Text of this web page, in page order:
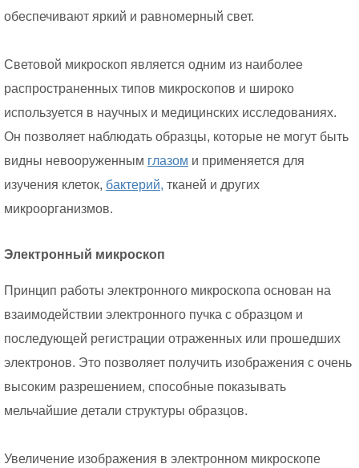
обеспечивают яркий и равномерный свет.
Световой микроскоп является одним из наиболее
распространенных типов микроскопов и широко
используется в научных и медицинских исследованиях.
Он позволяет наблюдать образцы, которые не могут быть
видны невооруженным глазом и применяется для
изучения клеток, бактерий, тканей и других
микроорганизмов.
Электронный микроскоп
Принцип работы электронного микроскопа основан на
взаимодействии электронного пучка с образцом и
последующей регистрации отраженных или прошедших
электронов. Это позволяет получить изображения с очень
высоким разрешением, способные показывать
мельчайшие детали структуры образцов.
Увеличение изображения в электронном микроскопе